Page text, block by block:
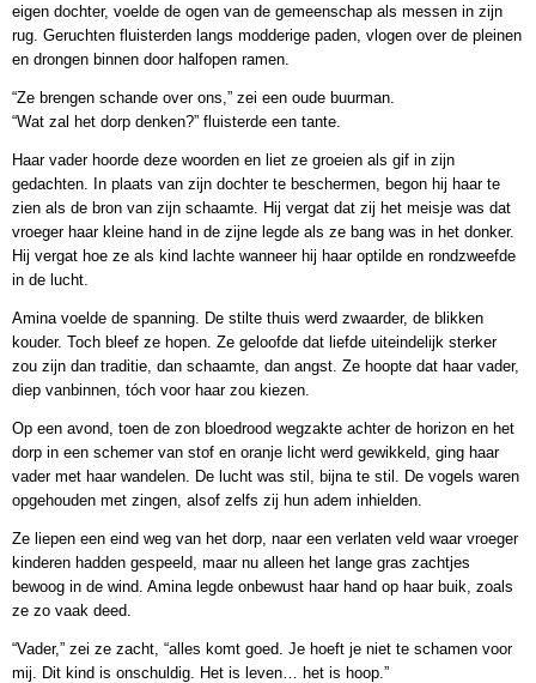
eigen dochter, voelde de ogen van de gemeenschap als messen in zijn
rug. Geruchten fluisterden langs modderige paden, vlogen over de pleinen
en drongen binnen door halfopen ramen.
“Ze brengen schande over ons,” zei een oude buurman.
“Wat zal het dorp denken?” fluisterde een tante.
Haar vader hoorde deze woorden en liet ze groeien als gif in zijn
gedachten. In plaats van zijn dochter te beschermen, begon hij haar te
zien als de bron van zijn schaamte. Hij vergat dat zij het meisje was dat
vroeger haar kleine hand in de zijne legde als ze bang was in het donker.
Hij vergat hoe ze als kind lachte wanneer hij haar optilde en rondzweefde
in de lucht.
Amina voelde de spanning. De stilte thuis werd zwaarder, de blikken
kouder. Toch bleef ze hopen. Ze geloofde dat liefde uiteindelijk sterker
zou zijn dan traditie, dan schaamte, dan angst. Ze hoopte dat haar vader,
diep vanbinnen, tóch voor haar zou kiezen.
Op een avond, toen de zon bloedrood wegzakte achter de horizon en het
dorp in een schemer van stof en oranje licht werd gewikkeld, ging haar
vader met haar wandelen. De lucht was stil, bijna te stil. De vogels waren
opgehouden met zingen, alsof zelfs zij hun adem inhielden.
Ze liepen een eind weg van het dorp, naar een verlaten veld waar vroeger
kinderen hadden gespeeld, maar nu alleen het lange gras zachtjes
bewoog in de wind. Amina legde onbewust haar hand op haar buik, zoals
ze zo vaak deed.
“Vader,” zei ze zacht, “alles komt goed. Je hoeft je niet te schamen voor
mij. Dit kind is onschuldig. Het is leven… het is hoop.”